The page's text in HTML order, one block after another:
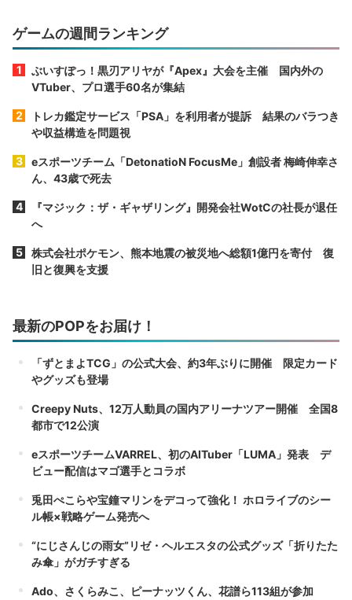
ゲームの週間ランキング
ぶいすぽっ！黒刃アリヤが『Apex』大会を主催 国内外の
VTuber、プロ選手60名が集結
トレカ鑑定サービス「PSA」を利用者が提訴 結果のバラつき
や収益構造を問題視
eスポーツチーム「DetonatioN FocusMe」創設者 梅崎伸幸さ
ん、43歳で死去
『マジック：ザ・ギャザリング』開発会社WotCの社長が退任
へ
株式会社ポケモン、熊本地震の被災地へ総額1億円を寄付 復
旧と復興を支援
最新のPOPをお届け！
「ずとまよTCG」の公式大会、約3年ぶりに開催 限定カード
やグッズも登場
Creepy Nuts、12万人動員の国内アリーナツアー開催 全国8
都市で12公演
eスポーツチームVARREL、初のAITuber「LUMA」発表 デ
ビュー配信はマゴ選手とコラボ
兎田ぺこらや宝鐘マリンをデコって強化！ ホロライブのシー
ル帳×戦略ゲーム発売へ
“にじさんじの雨女”リゼ・ヘルエスタの公式グッズ「折りたた
み傘」がガチすぎる
Ado、さくらみこ、ピーナッツくん、花譜ら113組が参加